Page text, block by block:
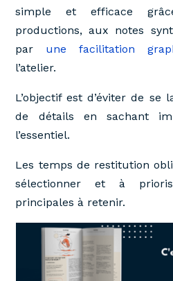
simple et efficace
productions, aux notes
par une facilitation
l’atelier.
L’objectif est d’éviter de se
de détails en sachant
l’essentiel.
Les temps de restitution
sélectionner et à
principales à retenir.